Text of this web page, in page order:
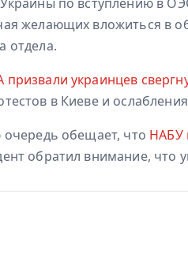
желающих вложиться в
отдела.
украинцев
в Киеве и
очередь обещает, что НАБУ
обратил внимание, что